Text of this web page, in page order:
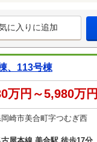
に入りに追加
、113号棟
万円～5,980万円
崎市美合町字つむぎ西